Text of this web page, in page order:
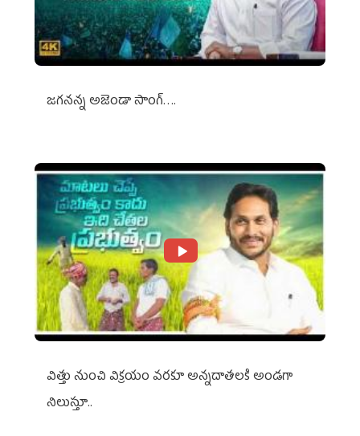
జగనన్న అజెండా సాంగ్….
విత్తు నుంచి విక్రయం వరకూ అన్నదాతలకి అండగా
నిలుస్తూ..